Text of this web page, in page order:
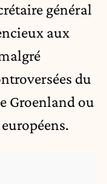
général
aux
du
Groenland ou